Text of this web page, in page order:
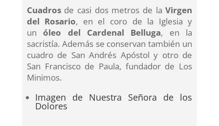
Cuadrosde casi dos metros de laVirgen
del Rosario, en el coro de la Iglesia y
unóleo del Cardenal Belluga, en la
sacristía. Además se conservan también un
cuadro de San Andrés Apóstol y otro de
San Francisco de Paula, fundador de Los
Minimos.
Imagen de Nuestra Señora de los
Dolores